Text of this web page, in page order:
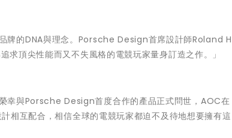
牌的DNA與理念。Porsche Design首席設計師Roland H
頂尖性能而又不失風格的電競玩家量身訂造之作。」
與Porsche Design首度合作的產品正式問世，AOC在
互配合，相信全球的電競玩家都迫不及待地想要擁有這